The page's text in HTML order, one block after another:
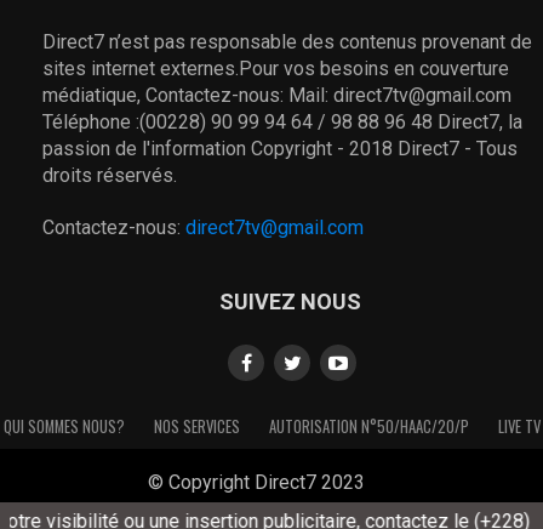
Direct7 n’est pas responsable des contenus provenant de
sites internet externes.Pour vos besoins en couverture
médiatique, Contactez-nous: Mail: direct7tv@gmail.com
Téléphone :(00228) 90 99 94 64 / 98 88 96 48 Direct7, la
passion de l'information Copyright - 2018 Direct7 - Tous
droits réservés.
Contactez-nous: direct7tv@gmail.com
SUIVEZ NOUS
QUI SOMMES NOUS? NOS SERVICES AUTORISATION N°50/HAAC/20/P LIVE TV
© Copyright Direct7 2023
visibilité ou une insertion publicitaire, contactez le (+228) 90